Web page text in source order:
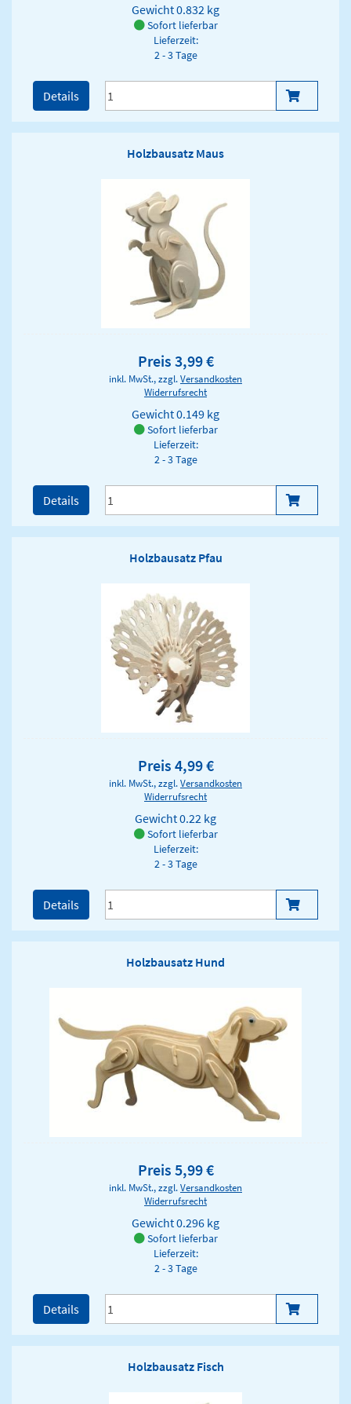
Gewicht0.832 kg
Sofort lieferbar
Lieferzeit:
2 - 3 Tage
Details
Holzbausatz Maus
Preis 3,99 €
inkl. MwSt., zzgl.Versandkosten
Widerrufsrecht
Gewicht0.149 kg
Sofort lieferbar
Lieferzeit:
2 - 3 Tage
Details
Holzbausatz Pfau
Preis 4,99 €
inkl. MwSt., zzgl.Versandkosten
Widerrufsrecht
Gewicht0.22 kg
Sofort lieferbar
Lieferzeit:
2 - 3 Tage
Details
Holzbausatz Hund
Preis 5,99 €
inkl. MwSt., zzgl.Versandkosten
Widerrufsrecht
Gewicht0.296 kg
Sofort lieferbar
Lieferzeit:
2 - 3 Tage
Details
Holzbausatz Fisch